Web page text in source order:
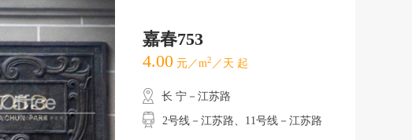
嘉春753
4.00 元／m2 ／天 起
长 宁－江苏路
2号线－江苏路、11号线－江苏路